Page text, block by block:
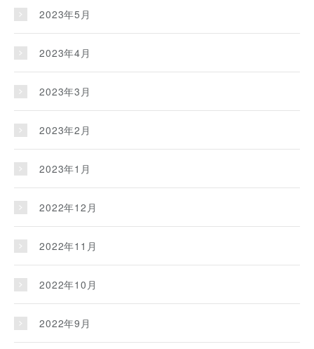
2023年5月
2023年4月
2023年3月
2023年2月
2023年1月
2022年12月
2022年11月
2022年10月
2022年9月